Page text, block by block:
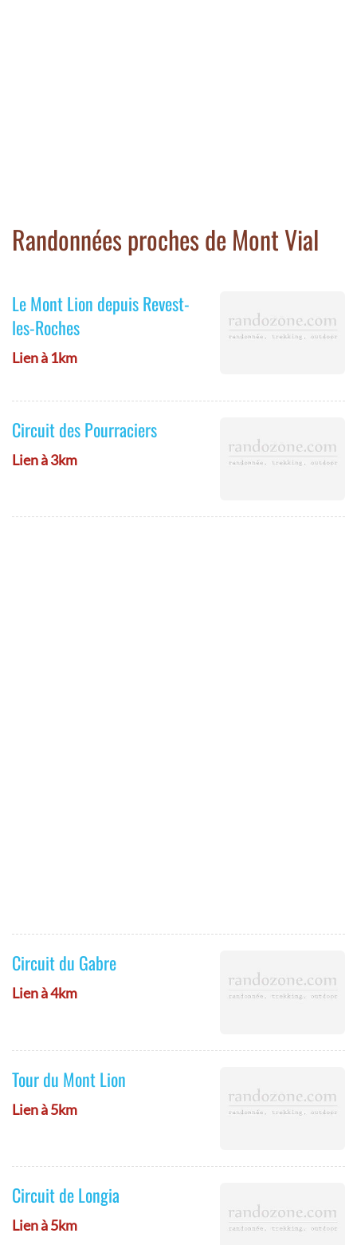
Randonnées proches de Mont Vial
Le Mont Lion depuis Revest-
les-Roches
Lien à 1km
Circuit des Pourraciers
Lien à 3km
Circuit du Gabre
Lien à 4km
Tour du Mont Lion
Lien à 5km
Circuit de Longia
Lien à 5km